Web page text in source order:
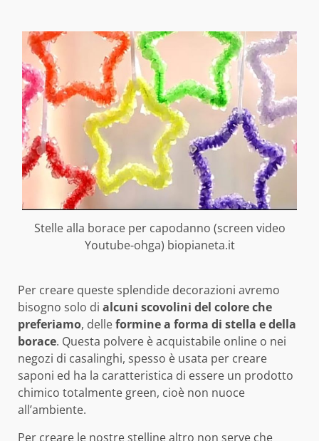
Stelle alla borace per capodanno (screen video
Youtube-ohga) biopianeta.it
Per creare queste splendide decorazioni avremo
bisogno solo di alcuni scovolini del colore che
preferiamo, delleformine a forma di stella e della
borace. Questa polvere è acquistabile online o nei
negozi di casalinghi, spesso è usata per creare
saponi ed ha la caratteristica di essere un prodotto
chimico totalmente green, cioè non nuoce
all’ambiente.
Per creare le nostre stelline altro non serve che